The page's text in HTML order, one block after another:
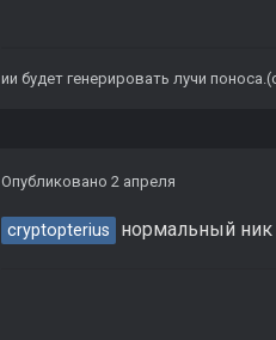
ии будет генерировать лучи
Опубликовано 2 апреля
cryptopterius нормальный